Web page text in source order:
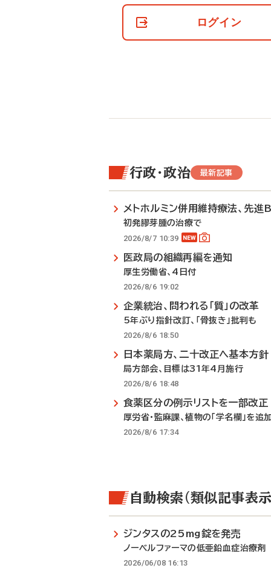
て
ログイン
行政・政治 最新記事
メトホルミン併用維持療法、先進
初発膠芽腫の治療で
2026/8/7 10:39
医政局の組織再編を通知
厚生労働省、4日付
2026/8/6 19:02
企業統治、問われる「質」の改革
5年ぶり指針改訂、「骨抜き」批判も
2026/8/6 18:50
日本薬局方、二十改正へ基本方針
局方部会、目標は31年4月施行
2026/8/6 18:48
食薬区分の例示リストを一部改正
厚労省・監麻課、植物の「学名欄」を追
2026/8/6 17:34
自動検索（類似記事表示
ジンタスの25mg錠を発売
ノーベルファーマの低亜鉛血症治療剤
2026/06/08 16:13